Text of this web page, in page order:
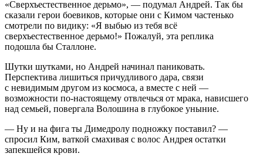
«Сверхъестественное дерьмо», — подумал Андрей. Так бы
сказали герои боевиков, которые они с Кимом частенько
смотрели по видику: «Я выбью из тебя всё
сверхъестественное дерьмо!» Пожалуй, эта реплика
подошла бы Сталлоне.
Шутки шутками, но Андрей начинал паниковать.
Перспектива лишиться причудливого дара, связи
с невидимым другом из космоса, а вместе с ней —
возможности по-настоящему отвлечься от мрака, нависшего
над семьей, повергала Волошина в глубокое уныние.
— Ну и на фига ты Димедролу подножку поставил? —
спросил Ким, ваткой смахивая с волос Андрея остатки
запекшейся крови.